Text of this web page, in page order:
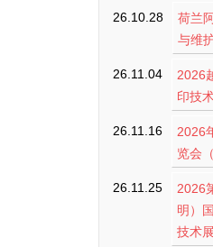
26.10.28
荷兰
与维
26.11.04
2026
印技
26.11.16
2026
览会
26.11.25
2026
明）
技术